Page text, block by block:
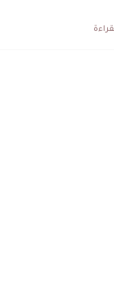
حنبعل المجبري